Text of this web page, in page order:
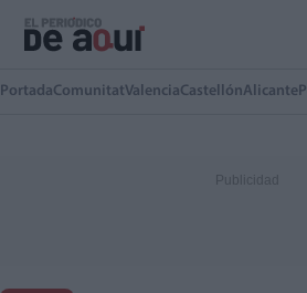
PortadaComunitatValenciaCastellónAlicante